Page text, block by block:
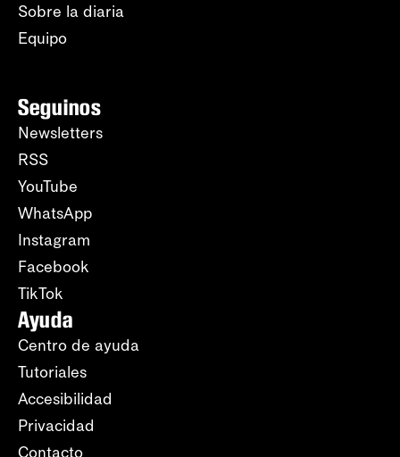
Sobre la diaria
Equipo
Seguinos
Newsletters
RSS
YouTube
WhatsApp
Instagram
Facebook
TikTok
Ayuda
Centro de ayuda
Tutoriales
Accesibilidad
Privacidad
Contacto